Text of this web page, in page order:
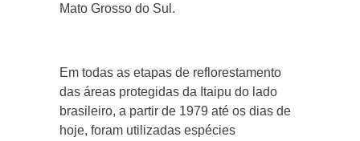
Mato Grosso do Sul.
Em todas as etapas de reflorestamento
das áreas protegidas da Itaipu do lado
brasileiro, a partir de 1979 até os dias de
hoje, foram utilizadas espécies